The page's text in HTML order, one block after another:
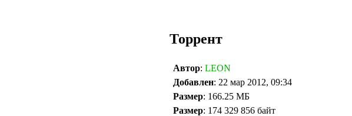
Торрент
Автор: LEON
Добавлен: 22 мар 2012, 09:34
Размер: 166.25 МБ
Размер: 174 329 856 байт